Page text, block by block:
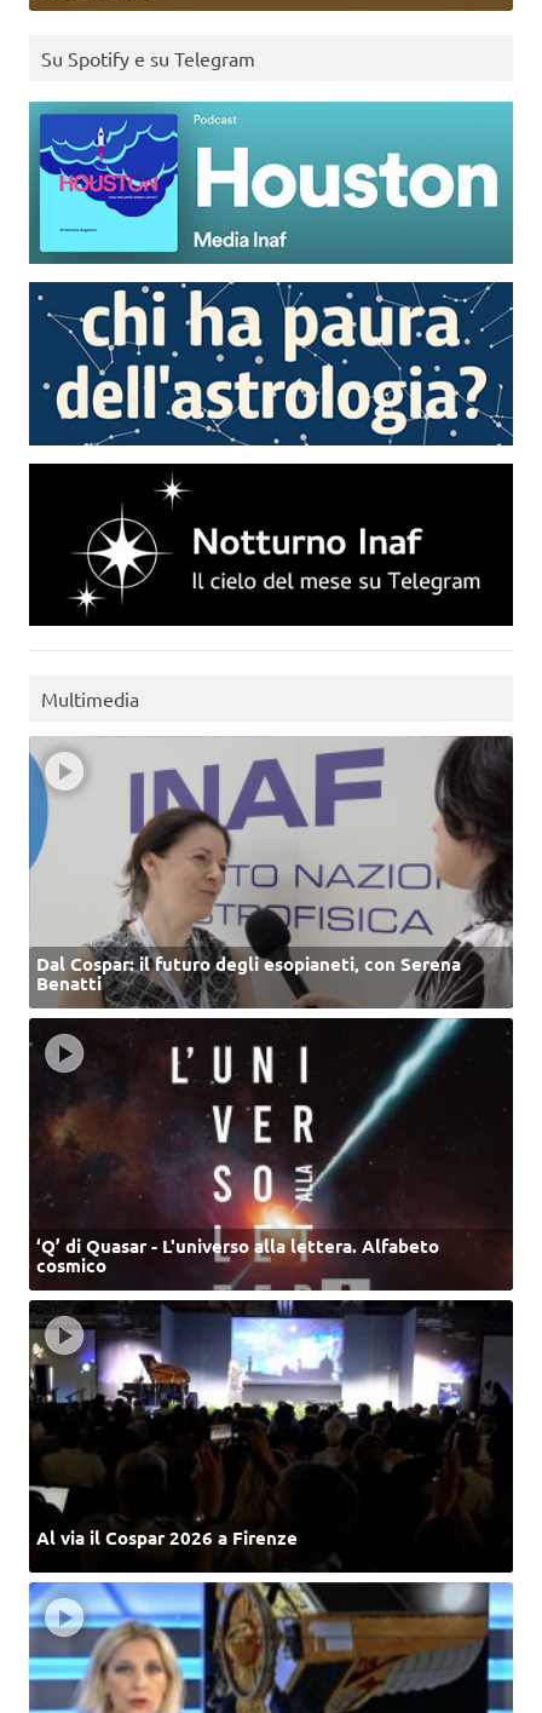
Su Spotify e su Telegram
Multimedia
Dal Cospar: il futuro degli esopianeti, con Serena
Benatti
‘Q’ di Quasar - L'universo alla lettera. Alfabeto
cosmico
Al via il Cospar 2026 a Firenze